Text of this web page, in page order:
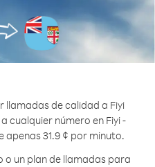
llamadas de calidad a Fiyi
a cualquier número en Fiyi -
apenas 31.9 ¢ por minuto.
un plan de llamadas para